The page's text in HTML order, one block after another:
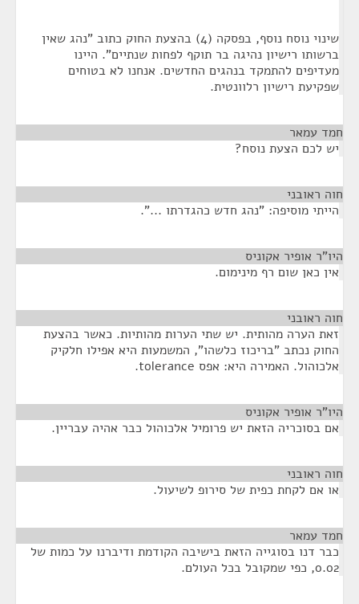
שינוי נוסח נוסף, בפסקה (4) בהצעת החוק כתוב "נהג שאין
ברשותו רישיון נהיגה בר תוקף לפחות שנתיים". היינו
מעדיפים להתמקד בנהגים החדשים. אנחנו לא בטוחים
שפקיעת רישיון רלוונטית.
חמד עמאר
יש לכם הצעת נוסח?
חוה ראובני
הייתי מוסיפה: "נהג חדש כהגדרתו ...".
היו"ר אופיר אקוניס
אין כאן שום רף מינימום.
חוה ראובני
זאת הערה מהותית. יש שתי הערות מהותיות. כאשר בהצעת
החוק נכתב "בריכוז כלשהו", המשמעות היא אפילו חלקיק
אלכוהול. האמירה היא: אפס tolerance.
היו"ר אופיר אקוניס
אם בסוכריה הזאת יש פרומיל אלכוהול כבר אהיה עבריין.
חוה ראובני
או אם לקחת כפית של סירופ לשיעול.
חמד עמאר
כבר דנו בסוגייה הזאת בישיבה הקודמת ודיברנו על כמות של
0.02, כפי שמקובל בכל העולם.